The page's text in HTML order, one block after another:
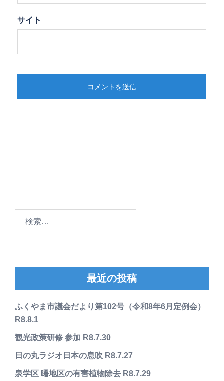
サイト
最近の投稿
ふくやま市議会だより第102号（令和8年6月定例会）
R8.8.1
観光政策研修 参加 R8.7.30
日の丸ラジオ日本の息吹 R8.7.27
泉学区 曙地区の有害植物除去 R8.7.29